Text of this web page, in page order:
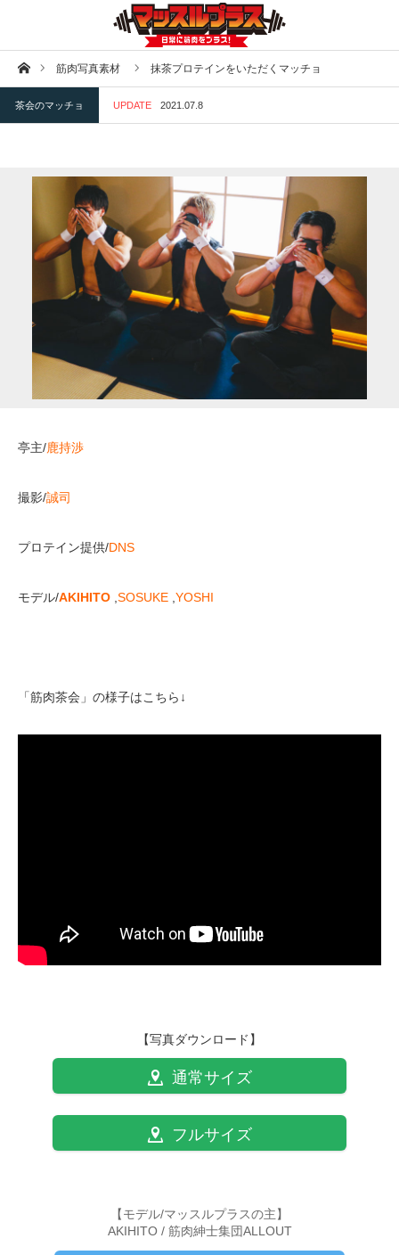
ホーム筋肉写真素材 抹茶プロテインをいただくマッチョ
茶会のマッチョ UPDATE 2021.07.8
亭主/鹿持渉
撮影/誠司
プロテイン提供/DNS
モデル/AKIHITO SOSUKE YOSHI
「筋肉茶会」の様子はこちら↓
【写真ダウンロード】
通常サイズ
フルサイズ
【モデル/マッスルプラスの主】
AKIHITO / 筋肉紳士集団ALLOUT